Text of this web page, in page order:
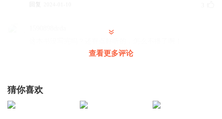
回复
本以为找到一本好听的书，结果发现未完结，而且感觉也不
会要更新了，那到底是听还是不听啊？郁闷～
查看更多评论
猜你喜欢